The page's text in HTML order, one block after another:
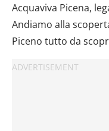
Acquaviva Picena,
Andiamo alla
Piceno tutto da